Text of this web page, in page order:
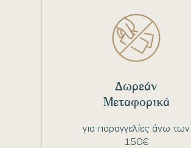
για παραγγελίες άνω των
150€
Δωρεάν
Μεταφορικά